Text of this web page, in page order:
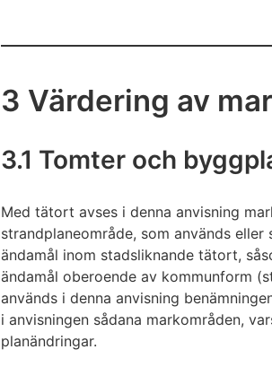
3 Värdering av
3.1 Tomter och
Med tätort avses i denna anvisning
strandplaneområde, som används
ändamål inom stadsliknande tätort,
ändamål oberoende av kommunform
används i denna anvisning
i anvisningen sådana markområden,
planändringar.